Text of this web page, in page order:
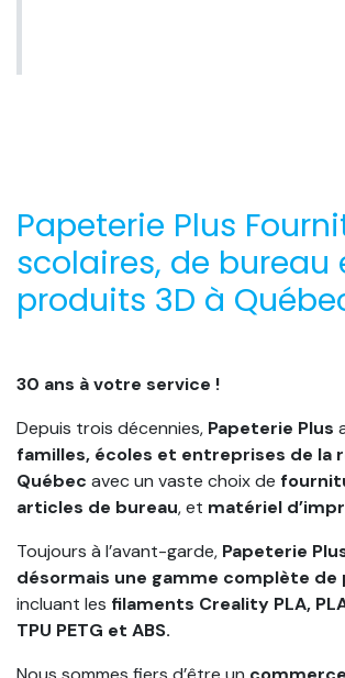
Papeterie Plus
scolaires, de bureau
produits 3D à
30 ans à votre service !
Depuis trois décennies, Papeterie Plus
familles, écoles et entreprises de la
Québec avec un vaste choix de
articles de bureau, et matériel
Toujours à l’avant-garde, Papeterie
désormais une gamme complète de
incluant les filaments Creality PLA,
TPU PETG et ABS.